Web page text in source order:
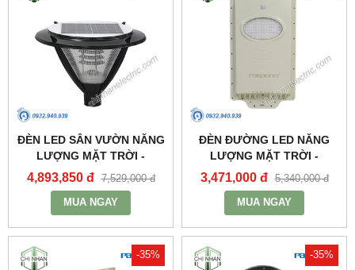
ĐÈN LED SÂN VƯỜN NĂNG
LƯỢNG MẶT TRỜI -
PSOGA20L - PARAGON
4,893,850 đ 7,529,000 đ
MUA NGAY
ĐÈN ĐƯỜNG LED NĂNG
LƯỢNG MẶT TRỜI -
PSOWB1065 - PARAGON
3,471,000 đ 5,340,000 đ
MUA NGAY
-35% -35%